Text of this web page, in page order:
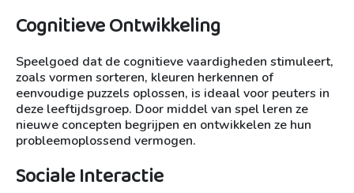
Cognitieve Ontwikkeling
Speelgoed dat de cognitieve vaardigheden stimuleert,
zoals vormen sorteren, kleuren herkennen of
eenvoudige puzzels oplossen, is ideaal voor peuters in
deze leeftijdsgroep. Door middel van spel leren ze
nieuwe concepten begrijpen en ontwikkelen ze hun
probleemoplossend vermogen.
Sociale Interactie